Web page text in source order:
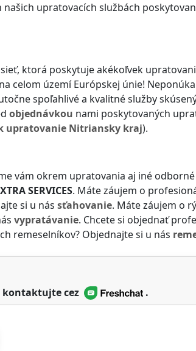
upratovacích službách
ktorá poskytuje akékoľvek
celom území Európskej únie!
spoľahlivé a kvalitné služby
objednávkou nami poskytovaných
upratovanie Nitriansky kraj).
vám okrem upratovania aj iné
SERVICES. Máte záujem o
si u nás sťahovanie. Máte záujem o
vypratávanie. Chcete si objednať
remeselníkov? Objednajte si u nás
kontaktujte cez .